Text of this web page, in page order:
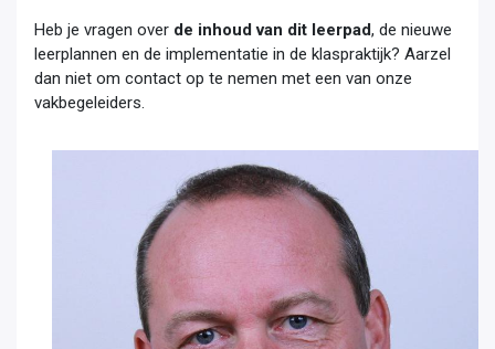
Heb je vragen over de inhoud van dit leerpad, de nieuwe
leerplannen en de implementatie in de klaspraktijk? Aarzel
dan niet om contact op te nemen met een van onze
vakbegeleiders.